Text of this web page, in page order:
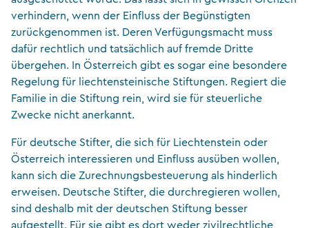
verhindern, wenn der Einfluss der Begünstigten
zurückgenommen ist. Deren Verfügungsmacht muss
dafür rechtlich und tatsächlich auf fremde Dritte
übergehen. In Österreich gibt es sogar eine besondere
Regelung für liechtensteinische Stiftungen. Regiert die
Familie in die Stiftung rein, wird sie für steuerliche
Zwecke nicht anerkannt.
Für deutsche Stifter, die sich für Liechtenstein oder
Österreich interessieren und Einfluss ausüben wollen,
kann sich die Zurechnungsbesteuerung als hinderlich
erweisen. Deutsche Stifter, die durchregieren wollen,
sind deshalb mit der deutschen Stiftung besser
aufgestellt. Für sie gibt es dort weder zivilrechtliche